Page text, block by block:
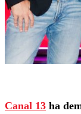
Canal 13 ha